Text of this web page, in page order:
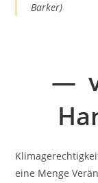
Barker)
—
eine Menge